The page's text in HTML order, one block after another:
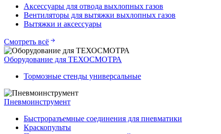
Аксессуары для отвода выхлопных газов
Вентиляторы для вытяжки выхлопных газов
Вытяжки и аксессуары
Смотреть всё
Оборудование для ТЕХОСМОТРА
Тормозные стенды универсальные
Пневмоинструмент
Быстроразъемные соединения для пневматики
Краскопульты